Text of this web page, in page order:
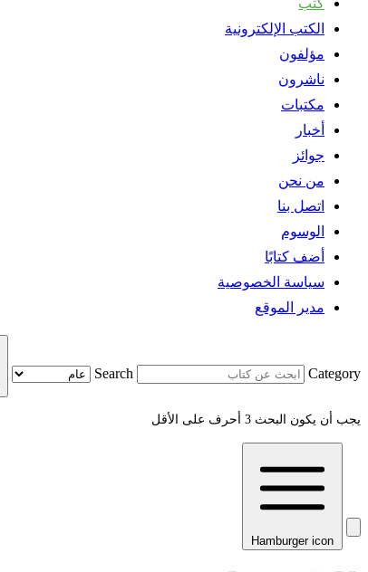
كتب
الكتب الإلكترونية
مؤلفون
ناشرون
مكتبات
أخبار
جوائز
من نحن
اتصل بنا
الوسوم
أضف كتابًا
سياسة الخصوصية
مدير الموقع
Search Category
يجب أن يكون البحث 3 أحرف على الأقل
Hamburger icon